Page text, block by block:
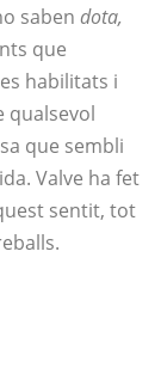
saben dota,
que
habilitats i
qualsevol
que sembli
Valve ha fet
sentit, tot